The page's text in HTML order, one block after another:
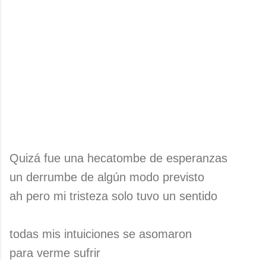
Quizá fue una hecatombe de esperanzas
un derrumbe de algún modo previsto
ah pero mi tristeza solo tuvo un sentido
todas mis intuiciones se asomaron
para verme sufrir